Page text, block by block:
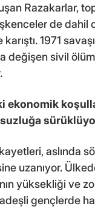
Razakarlar,
de dahil
1971
değişen sivil
ekonomik
aslında
uzanıyor.
yüksekliği ve
gençlerde